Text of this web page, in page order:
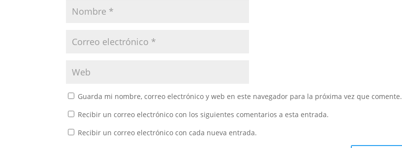
Guarda mi nombre, correo electrónico y web en este navegador para la próxima vez que comente.
Recibir un correo electrónico con los siguientes comentarios a esta entrada.
Recibir un correo electrónico con cada nueva entrada.